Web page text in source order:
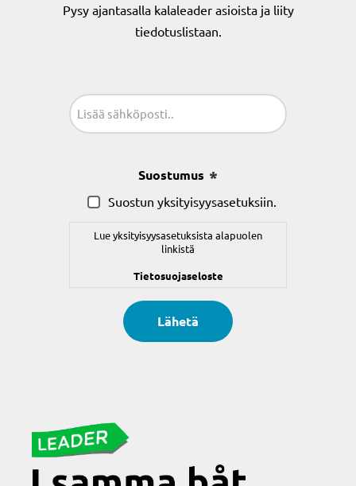
Pysy ajantasalla kalaleader asioista ja liity
tiedotuslistaan.
Sähköposti
Suostumus
Suostun yksityisyysasetuksiin.
Lue yksityisyysasetuksista alapuolen
linkistä
Tietosuojaseloste